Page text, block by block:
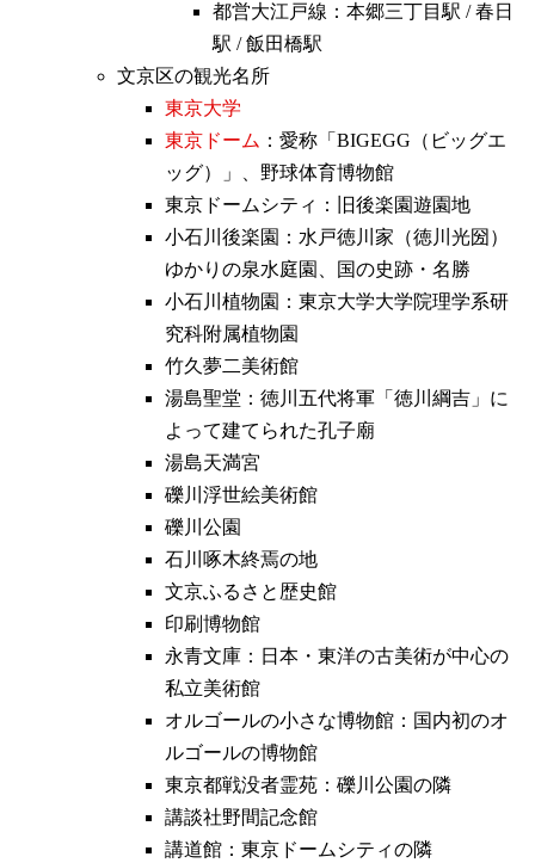
都営大江戸線：本郷三丁目駅 / 春日
駅 / 飯田橋駅
文京区の観光名所
東京大学
東京ドーム ：愛称「BIGEGG（ビッグエ
ッグ）」、野球体育博物館
東京ドームシティ：旧後楽園遊園地
小石川後楽園：水戸徳川家（徳川光圀）
ゆかりの泉水庭園、国の史跡・名勝
小石川植物園：東京大学大学院理学系研
究科附属植物園
竹久夢二美術館
湯島聖堂：徳川五代将軍「徳川綱吉」に
よって建てられた孔子廟
湯島天満宮
礫川浮世絵美術館
礫川公園
石川啄木終焉の地
文京ふるさと歴史館
印刷博物館
永青文庫：日本・東洋の古美術が中心の
私立美術館
オルゴールの小さな博物館：国内初のオ
ルゴールの博物館
東京都戦没者霊苑：礫川公園の隣
講談社野間記念館
講道館：東京ドームシティの隣